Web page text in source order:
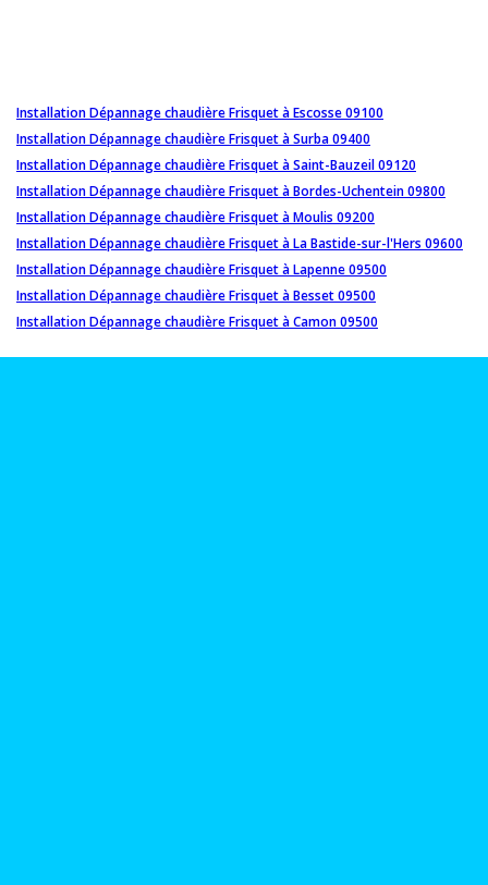
Installation Dépannage chaudière Frisquet à Escosse 09100
Installation Dépannage chaudière Frisquet à Surba 09400
Installation Dépannage chaudière Frisquet à Saint-Bauzeil 09120
Installation Dépannage chaudière Frisquet à Bordes-Uchentein 09800
Installation Dépannage chaudière Frisquet à Moulis 09200
Installation Dépannage chaudière Frisquet à La Bastide-sur-l'Hers 09600
Installation Dépannage chaudière Frisquet à Lapenne 09500
Installation Dépannage chaudière Frisquet à Besset 09500
Installation Dépannage chaudière Frisquet à Camon 09500